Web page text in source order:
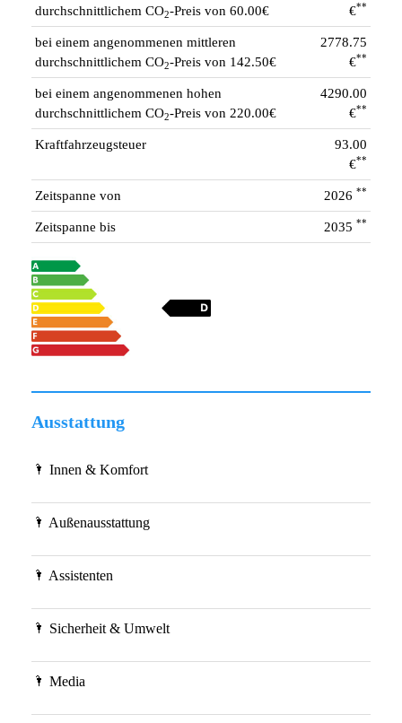
durchschnittlichem CO2-Preis von 60.00€
€**
bei einem angenommenen mittleren
durchschnittlichem CO2-Preis von 142.50€
2778.75
€**
bei einem angenommenen hohen
durchschnittlichem CO2-Preis von 220.00€
4290.00
€**
Kraftfahrzeugsteuer
93.00
€**
Zeitspanne von 2026 **
Zeitspanne bis 2035 **
Ausstattung
Innen & Komfort
Außenausstattung
Assistenten
Sicherheit & Umwelt
Media